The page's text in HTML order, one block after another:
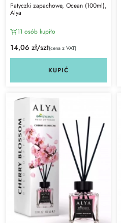
Patyczki zapachowe, Ocean (100ml),
Alya
11 osób kupiło
14,06 zł/szt(cena z VAT)
KUPIĆ